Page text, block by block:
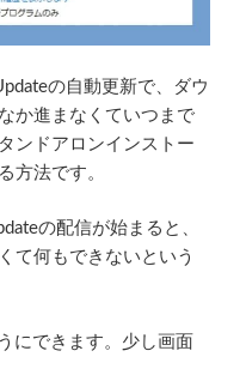
の自動更新で、ダウ
か進まなくていつまで
ンドアロンインストー
方法です。
の配信が始まると、
て何もできないという
できます。少し画面